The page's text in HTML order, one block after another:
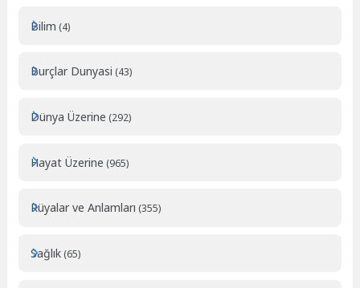
Bilim (4)
Burçlar Dunyasi (43)
Dünya Üzerine (292)
Hayat Üzerine (965)
Rüyalar ve Anlamları (355)
Sağlık (65)